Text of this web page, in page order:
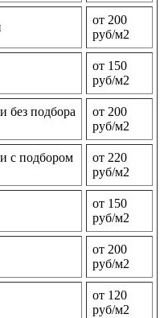
от 200
руб/м2
от 150
руб/м2
без подбора
от 200
руб/м2
с подбором
от 220
руб/м2
от 150
руб/м2
от 200
руб/м2
от 120
руб/м2